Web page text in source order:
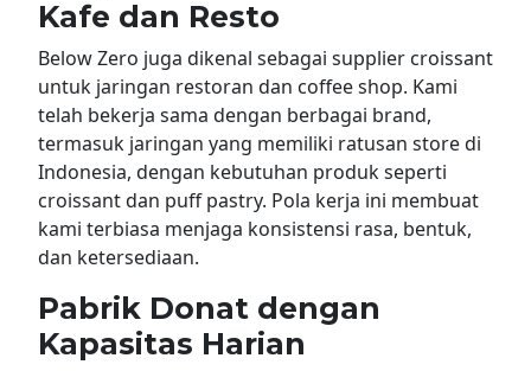
Kafe dan Resto
Below Zero juga dikenal sebagai supplier croissant
untuk jaringan restoran dan coffee shop. Kami
telah bekerja sama dengan berbagai brand,
termasuk jaringan yang memiliki ratusan store di
Indonesia, dengan kebutuhan produk seperti
croissant dan puff pastry. Pola kerja ini membuat
kami terbiasa menjaga konsistensi rasa, bentuk,
dan ketersediaan.
Pabrik Donat dengan
Kapasitas Harian